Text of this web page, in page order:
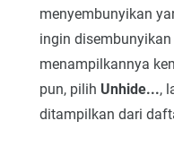
menyembunyikan
ingin
menampilkannya
pun, pilih Unhide...,
ditampilkan dari